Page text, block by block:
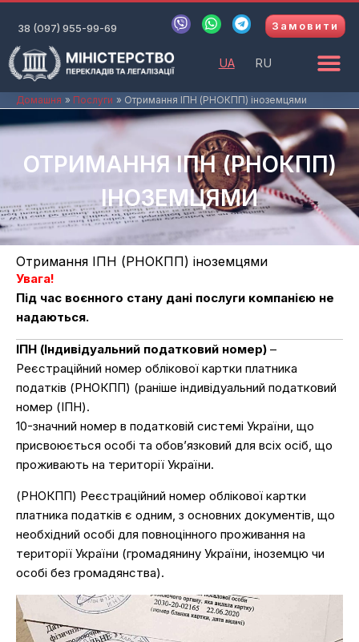
вмісту
38 (097) 955-99-69
V
i
W
h
a
p
p
T
e
r
a
m
Замовити
UA RU
Домашня Послуги Отримання ІПН (РНОКПП) іноземцями
ОТРИМАННЯ ІПН (РНОКПП)
ІНОЗЕМЦЯМИ
Отримання ІПН (РНОКПП) іноземцями
Увага!
Під час воєнного стану дані послуги компанією не
надаються.
ІПН (Індивідуальний податковий номер) –
Реєстраційний номер облікової картки платника
податків (РНОКПП) (раніше індивідуальний податковий
номер (ІПН).
10-значний номер в податковій системі України, що
присвоюється особі та обов’язковий для всіх осіб, що
проживають на території України.
(РНОКПП) Реєстраційний номер облікової картки
платника податків є одним, з основних документів, що
необхідний особі для повноцінного проживання на
території України (громадянину України, іноземцю чи
особі без громадянства).